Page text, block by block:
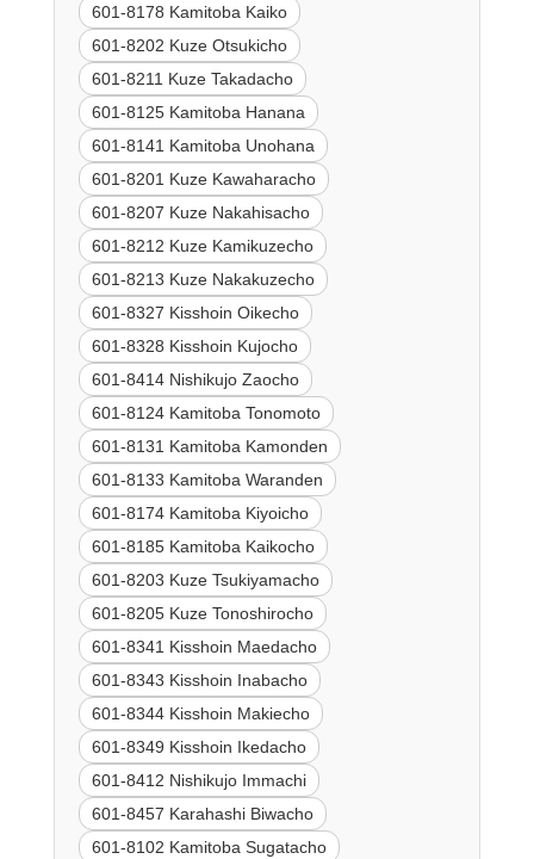
601-8178 Kamitoba Kaiko
601-8202 Kuze Otsukicho
601-8211 Kuze Takadacho
601-8125 Kamitoba Hanana
601-8141 Kamitoba Unohana
601-8201 Kuze Kawaharacho
601-8207 Kuze Nakahisacho
601-8212 Kuze Kamikuzecho
601-8213 Kuze Nakakuzecho
601-8327 Kisshoin Oikecho
601-8328 Kisshoin Kujocho
601-8414 Nishikujo Zaocho
601-8124 Kamitoba Tonomoto
601-8131 Kamitoba Kamonden
601-8133 Kamitoba Waranden
601-8174 Kamitoba Kiyoicho
601-8185 Kamitoba Kaikocho
601-8203 Kuze Tsukiyamacho
601-8205 Kuze Tonoshirocho
601-8341 Kisshoin Maedacho
601-8343 Kisshoin Inabacho
601-8344 Kisshoin Makiecho
601-8349 Kisshoin Ikedacho
601-8412 Nishikujo Immachi
601-8457 Karahashi Biwacho
601-8102 Kamitoba Sugatacho